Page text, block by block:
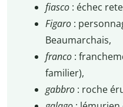
fiasco : échec
Figaro :
Beaumarchais,
franco :
familier),
gabbro : roche